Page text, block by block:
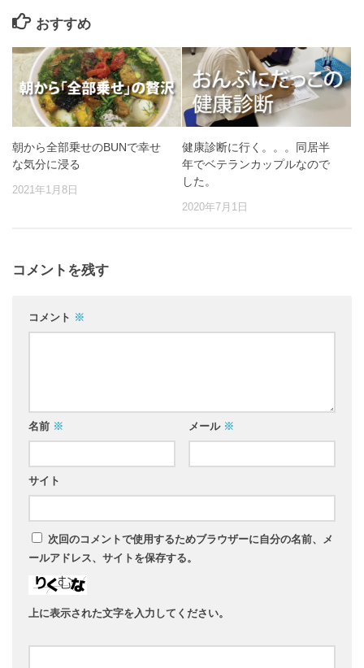
おすすめ
朝から全部乗せのBUNで幸せ
な気分に浸る
2021年1月8日
健康診断に行く。。。同居半
年でベテランカップルなので
した。
2020年7月1日
コメントを残す
コメント ※
名前 ※ メール ※
サイト
次回のコメントで使用するためブラウザーに自分の名前、メ
ールアドレス、サイトを保存する。
上に表示された文字を入力してください。